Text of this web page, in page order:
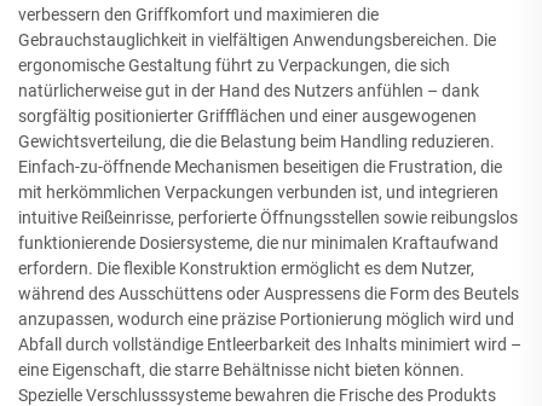
verbessern den Griffkomfort und maximieren die
Gebrauchstauglichkeit in vielfältigen Anwendungsbereichen. Die
ergonomische Gestaltung führt zu Verpackungen, die sich
natürlicherweise gut in der Hand des Nutzers anfühlen – dank
sorgfältig positionierter Griffflächen und einer ausgewogenen
Gewichtsverteilung, die die Belastung beim Handling reduzieren.
Einfach-zu-öffnende Mechanismen beseitigen die Frustration, die
mit herkömmlichen Verpackungen verbunden ist, und integrieren
intuitive Reißeinrisse, perforierte Öffnungsstellen sowie reibungslos
funktionierende Dosiersysteme, die nur minimalen Kraftaufwand
erfordern. Die flexible Konstruktion ermöglicht es dem Nutzer,
während des Ausschüttens oder Auspressens die Form des Beutels
anzupassen, wodurch eine präzise Portionierung möglich wird und
Abfall durch vollständige Entleerbarkeit des Inhalts minimiert wird –
eine Eigenschaft, die starre Behältnisse nicht bieten können.
Spezielle Verschlusssysteme bewahren die Frische des Produkts